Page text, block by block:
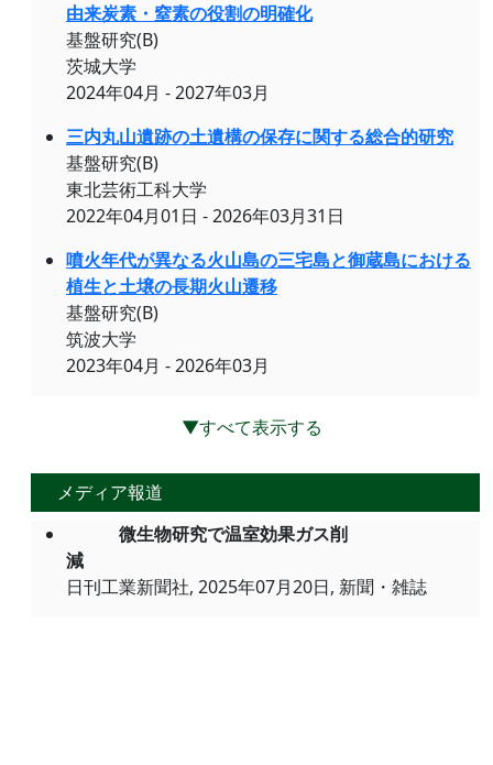
由来炭素・窒素の役割の明確化
基盤研究(B)
茨城大学
2024年04月 - 2027年03月
三内丸山遺跡の土遺構の保存に関する総合的研究
基盤研究(B)
東北芸術工科大学
2022年04月01日 - 2026年03月31日
噴火年代が異なる火山島の三宅島と御蔵島における
植生と土壌の長期火山遷移
基盤研究(B)
筑波大学
2023年04月 - 2026年03月
▼すべて表示する
メディア報道
微生物研究で温室効果ガス削
減
日刊工業新聞社, 2025年07月20日, 新聞・雑誌